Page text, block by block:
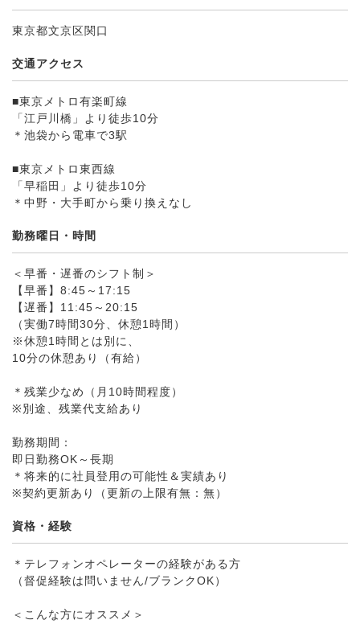
東京都文京区関口
交通アクセス
■東京メトロ有楽町線
「江戸川橋」より徒歩10分
＊池袋から電車で3駅
■東京メトロ東西線
「早稲田」より徒歩10分
＊中野・大手町から乗り換えなし
勤務曜日・時間
＜早番・遅番のシフト制＞
【早番】8:45～17:15
【遅番】11:45～20:15
（実働7時間30分、休憩1時間）
※休憩1時間とは別に、
10分の休憩あり（有給）
＊残業少なめ（月10時間程度）
※別途、残業代支給あり
勤務期間：
即日勤務OK～長期
＊将来的に社員登用の可能性＆実績あり
※契約更新あり（更新の上限有無：無）
資格・経験
＊テレフォンオペレーターの経験がある方
（督促経験は問いません/ブランクOK）
＜こんな方にオススメ＞